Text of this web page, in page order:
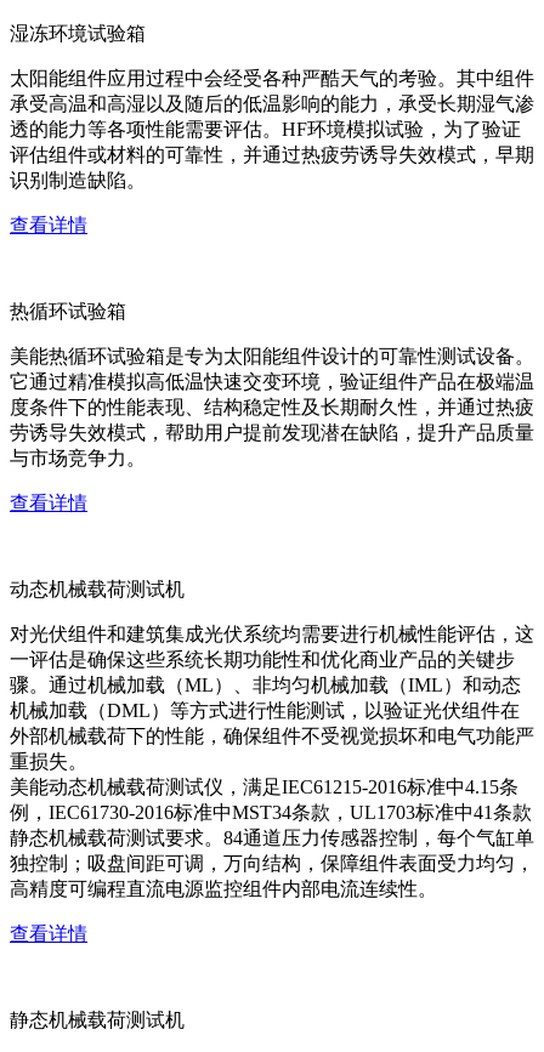
湿冻环境试验箱
太阳能组件应用过程中会经受各种严酷天气的考验。其中组件
承受高温和高湿以及随后的低温影响的能力，承受长期湿气渗
透的能力等各项性能需要评估。HF环境模拟试验，为了验证
评估组件或材料的可靠性，并通过热疲劳诱导失效模式，早期
识别制造缺陷。
查看详情
热循环试验箱
美能热循环试验箱是专为太阳能组件设计的可靠性测试设备。
它通过精准模拟高低温快速交变环境，验证组件产品在极端温
度条件下的性能表现、结构稳定性及长期耐久性，并通过热疲
劳诱导失效模式，帮助用户提前发现潜在缺陷，提升产品质量
与市场竞争力。
查看详情
动态机械载荷测试机
对光伏组件和建筑集成光伏系统均需要进行机械性能评估，这
一评估是确保这些系统长期功能性和优化商业产品的关键步
骤。通过机械加载（ML）、非均匀机械加载（IML）和动态
机械加载（DML）等方式进行性能测试，以验证光伏组件在
外部机械载荷下的性能，确保组件不受视觉损坏和电气功能严
重损失。
美能动态机械载荷测试仪，满足IEC61215-2016标准中4.15条
例，IEC61730-2016标准中MST34条款，UL1703标准中41条款
静态机械载荷测试要求。84通道压力传感器控制，每个气缸单
独控制；吸盘间距可调，万向结构，保障组件表面受力均匀，
高精度可编程直流电源监控组件内部电流连续性。
查看详情
静态机械载荷测试机